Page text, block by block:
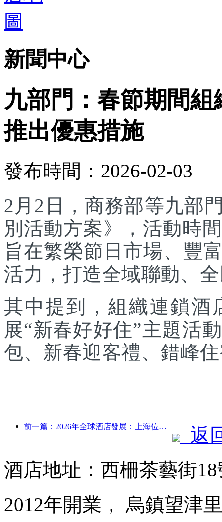
新聞中心
九部門：春節期間
推出優惠措施
發布時間：2026-02-03
2月2日，商務部等九部
別活動方案》，活動時
旨在繁榮節日市場、豐
活力，打造全域聯動、
其中提到，組織連鎖酒
展“新春好好住”主題活
包、新春迎客禮、錯峰
前一篇：2026年全球酒店發展：上海位居客房新增量榜首
返
酒店地址：西柵茶藝街
2012年開業， 烏鎮望